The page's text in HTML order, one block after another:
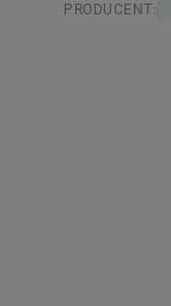
PRODUCENT: